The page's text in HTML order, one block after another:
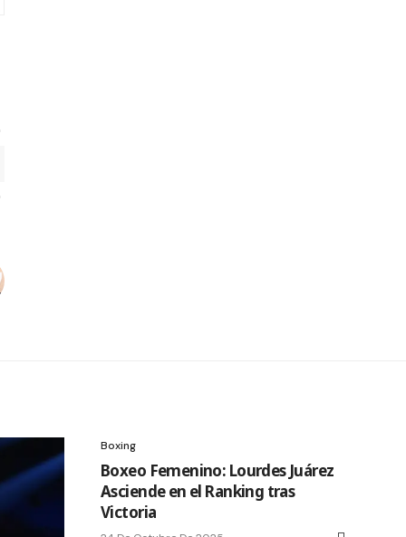
Boxing
Boxeo Femenino: Lourdes Juárez
Asciende en el Ranking tras
Victoria